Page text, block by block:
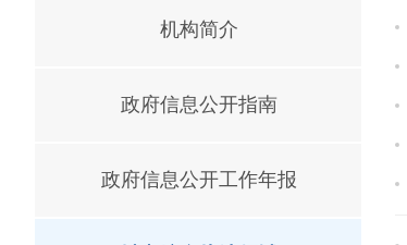
机构简介
政府信息公开指南
政府信息公开工作年报